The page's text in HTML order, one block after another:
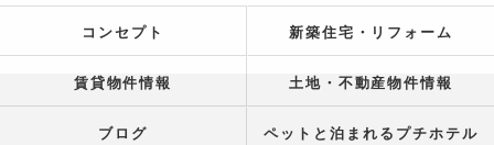
コンセプト 新築住宅・リフォーム
賃貸物件情報 土地・不動産物件情報
ブログ ペットと泊まれるプチホテル